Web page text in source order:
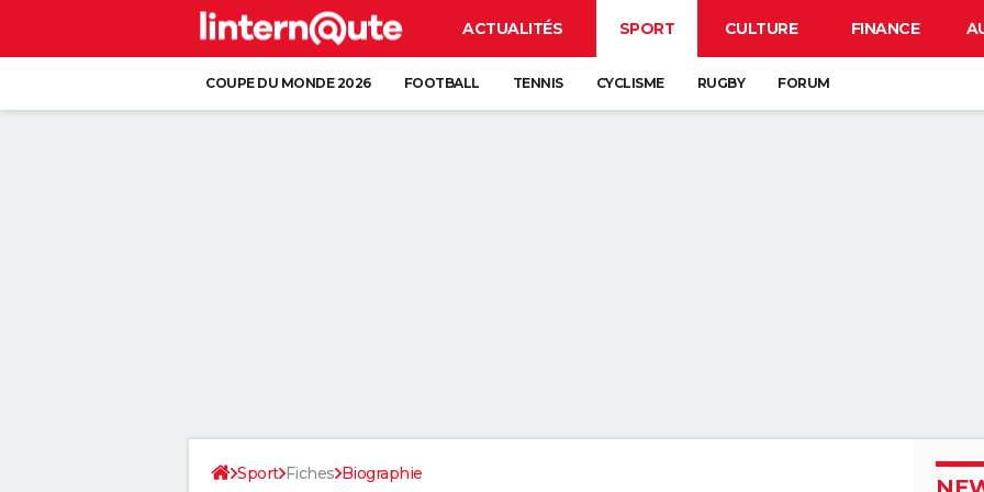
ACTUALITÉS SPORT CULTURE FINANCE
COUPE DU MONDE 2026 FOOTBALL TENNIS CYCLISME RUGBY FORUM
Sport Fiches Biographie